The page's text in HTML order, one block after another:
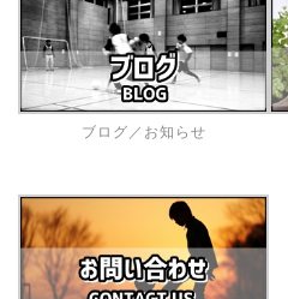
ブログ／お知らせ